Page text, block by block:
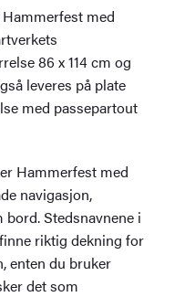
med
86 x 114 cm og
leveres på plate
med passepartout
Hammerfest med
navigasjon,
Stedsnavnene i
riktig dekning for
enten du bruker
det som